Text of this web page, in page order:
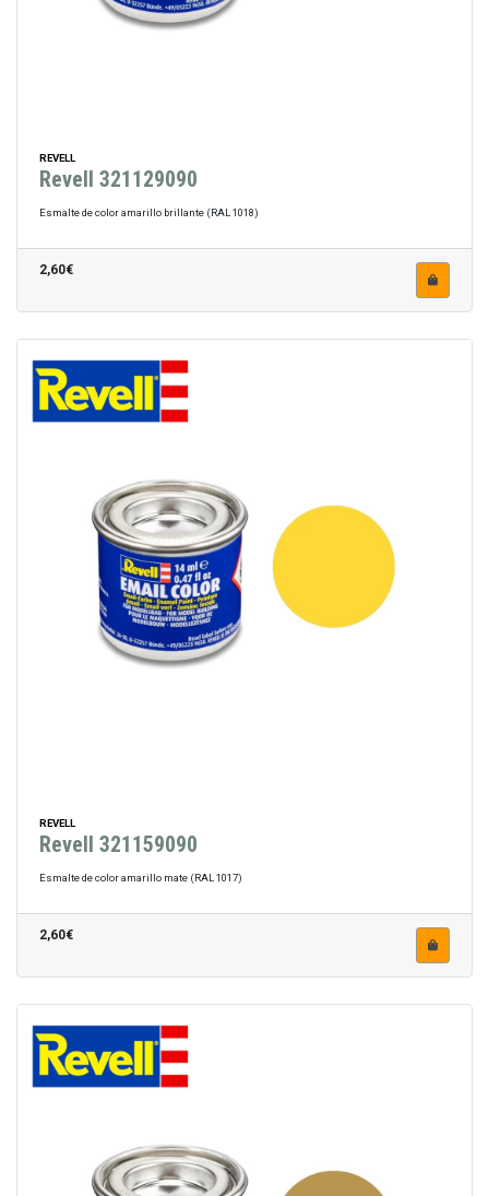
REVELL
Revell 321129090
Esmalte de color amarillo brillante (RAL 1018)
2,60€
REVELL
Revell 321159090
Esmalte de color amarillo mate (RAL 1017)
2,60€